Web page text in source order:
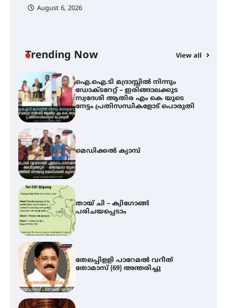
August 6, 2026
Trending Now View all
നേട്ടം പ്രതിസന്ധികളോട് പൊരുതി
മെഡിക്കൽ ക്യാമ്പ്
തായ് ചി – ക്വിഗോങ്ങ്
പരിചയപ്പെടാം
തേലപ്പിളളി പാറേമൽ വറീത്
തോമാസ് (69) അന്തരിച്ചു
അരങ്ങ് 2026′ ആഗസ്റ്റ് 8, 9
തീയതികളിൽ